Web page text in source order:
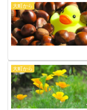
大町から
大町から